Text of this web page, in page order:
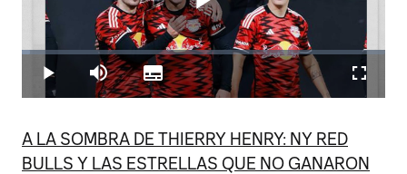
Play
Video
Play Mute
Loaded:
2.35%
Subtitles
A LA SOMBRA DE THIERRY HENRY: NY RED
BULLS Y LAS ESTRELLAS QUE NO GANARON